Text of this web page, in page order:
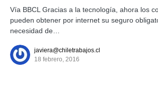
Vía BBCL Gracias a la tecnología, ahora los
pueden obtener por internet su seguro
necesidad de…
javiera@chiletrabajos.cl
18 febrero, 2016